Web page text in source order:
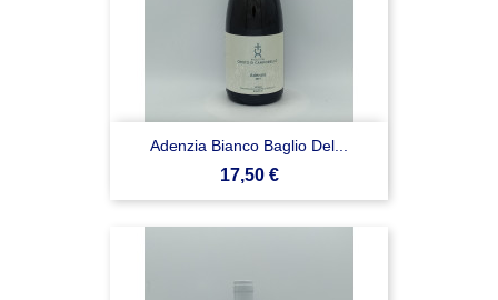
Adenzia Bianco Baglio Del...
Prezzo
17,50 €